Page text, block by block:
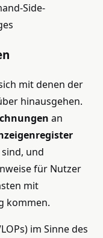
Side-
mit denen der
hinausgehen.
an
und
für Nutzer
mit
kommen.
im Sinne des